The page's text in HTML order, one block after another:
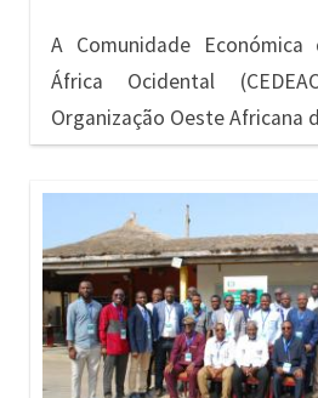
A Comunidade
África Ocidental
Organização Oeste Africana
Imagem